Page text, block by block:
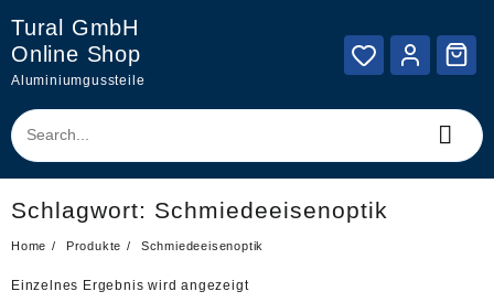
content
Tural GmbH
Online Shop
Aluminiumgussteile
Schlagwort: Schmiedeeisenoptik
Home Produkte Schmiedeeisenoptik
Einzelnes Ergebnis wird angezeigt